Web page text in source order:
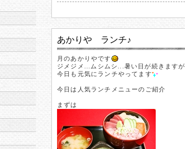
あかりや ランチ♪
月のあかりやです
ジメジメ...ムシムシ...暑い日が続きますが
今日も元気にランチやってます
今日は人気ランチメニューのご紹介
まずは